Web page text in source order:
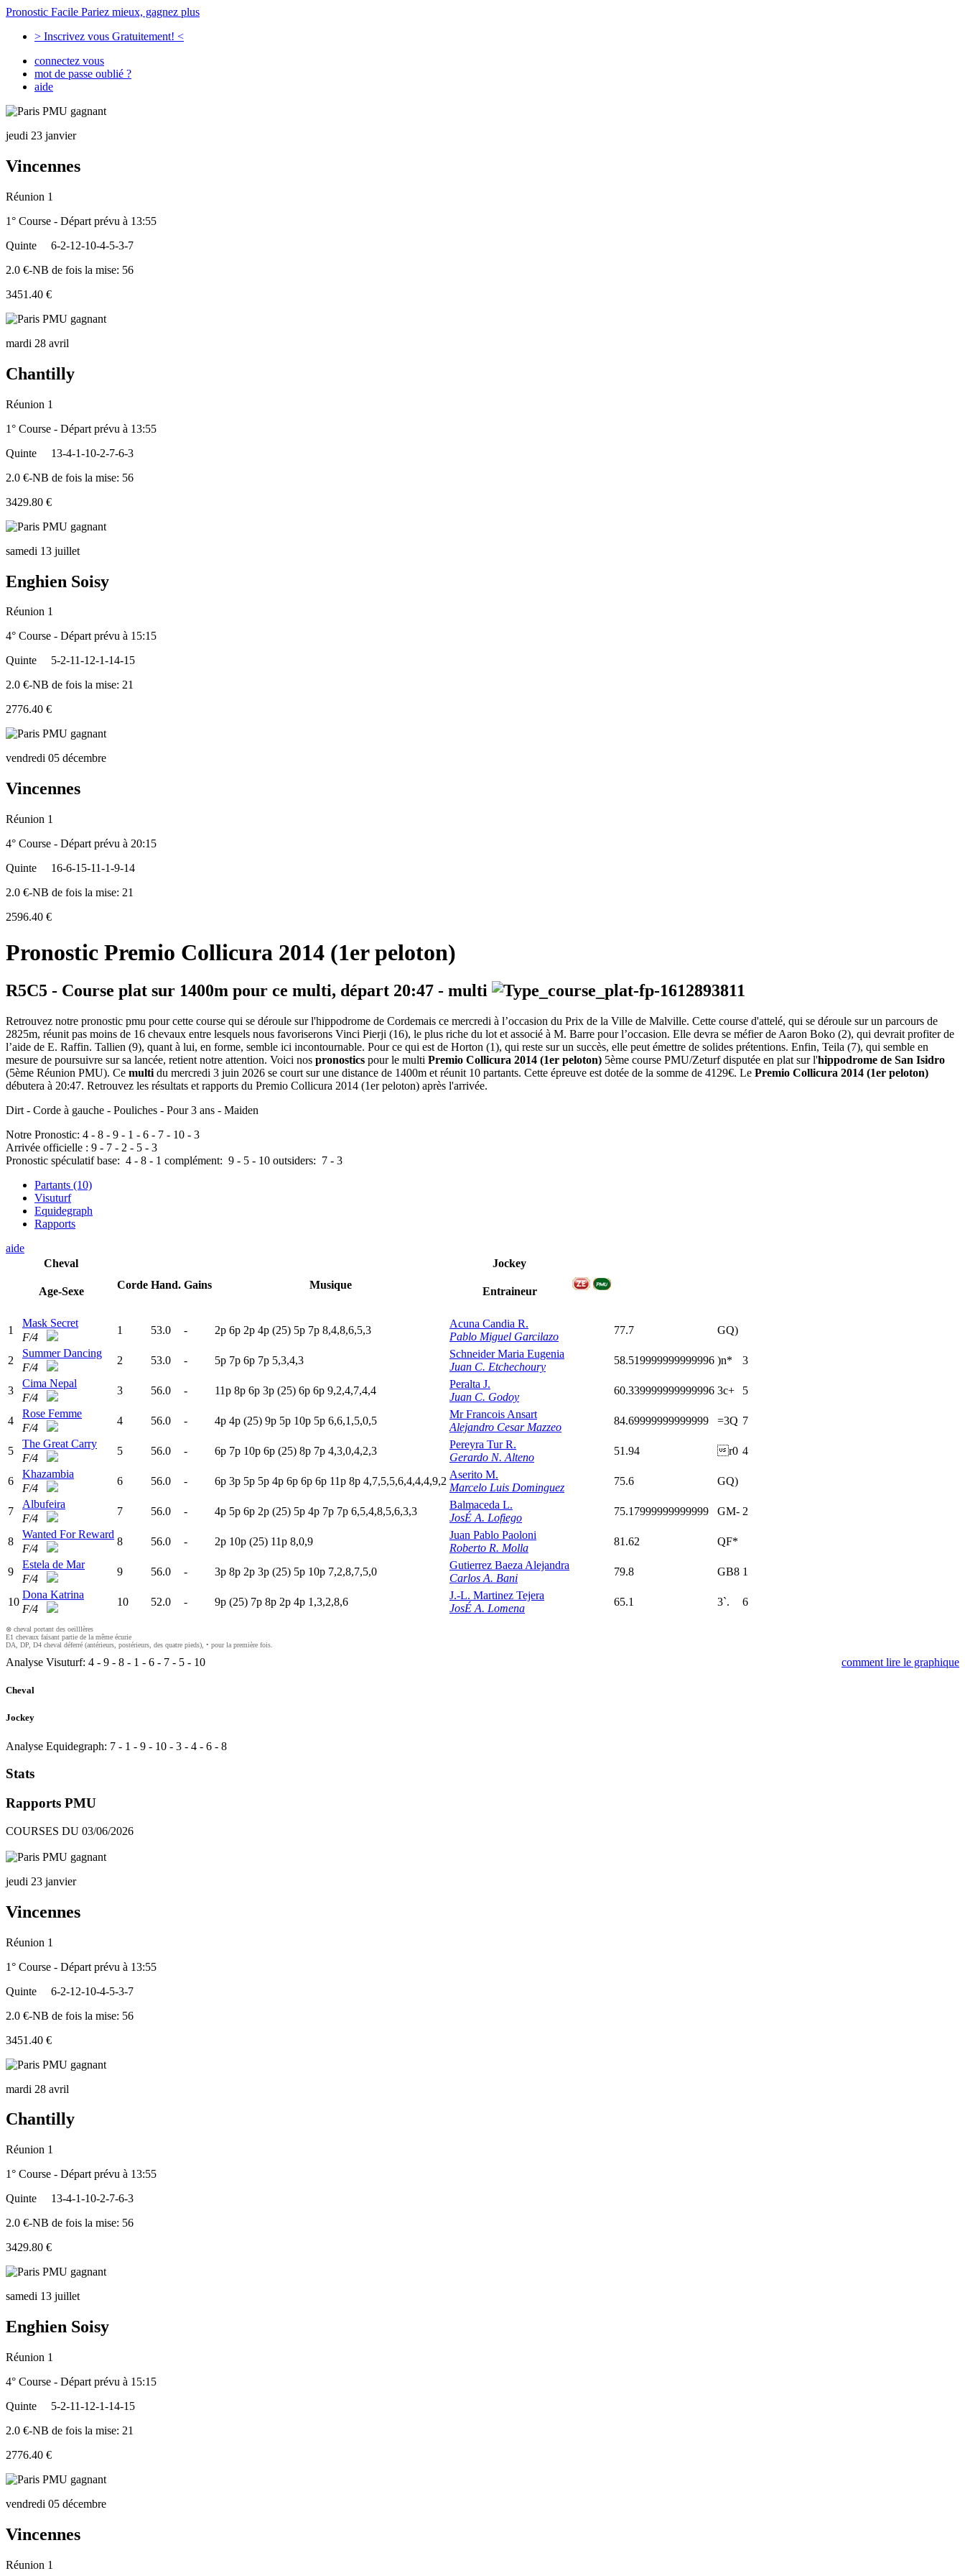
Pronostic Facile Pariez mieux, gagnez plus
> Inscrivez vous Gratuitement! <
connectez vous
mot de passe oublié ?
aide
jeudi 23 janvier
Vincennes
Réunion 1
1° Course - Départ prévu à 13:55
Quinte
6-2-12-10-4-5-3-7
2.0 €-NB de fois la mise: 56
3451.40 €
mardi 28 avril
Chantilly
Réunion 1
1° Course - Départ prévu à 13:55
Quinte
13-4-1-10-2-7-6-3
2.0 €-NB de fois la mise: 56
3429.80 €
samedi 13 juillet
Enghien Soisy
Réunion 1
4° Course - Départ prévu à 15:15
Quinte
5-2-11-12-1-14-15
2.0 €-NB de fois la mise: 21
2776.40 €
vendredi 05 décembre
Vincennes
Réunion 1
4° Course - Départ prévu à 20:15
Quinte
16-6-15-11-1-9-14
2.0 €-NB de fois la mise: 21
2596.40 €
Pronostic Premio Collicura 2014 (1er peloton)
R5C5 - Course plat sur 1400m pour ce multi, départ 20:47 - multi
Retrouvez notre pronostic pmu pour cette course qui se déroule sur l'hippodrome de Cordemais ce mercredi à l’occasion du Prix de la Ville de Malville. Cette course d'attelé, qui se déroule sur un parcours de
2825m, réunit pas moins de 16 chevaux entre lesquels nous favoriserons Vinci Pierji (16), le plus riche du lot et associé à M. Barre pour l’occasion. Elle devra se méfier de Aaron Boko (2), qui devrait profiter de
l’aide de E. Raffin. Tallien (9), quant à lui, en forme, semble ici incontournable. Pour ce qui est de Horton (1), qui reste sur un succès, elle peut émettre de solides prétentions. Enfin, Teila (7), qui semble en
mesure de poursuivre sur sa lancée, retient notre attention. Voici nos pronostics pour le multi Premio Collicura 2014 (1er peloton) 5ème course PMU/Zeturf disputée en plat sur l'hippodrome de San Isidro
(5ème Réunion PMU). Ce multi du mercredi 3 juin 2026 se court sur une distance de 1400m et réunit 10 partants. Cette épreuve est dotée de la somme de 4129€. Le Premio Collicura 2014 (1er peloton)
débutera à 20:47. Retrouvez les résultats et rapports du Premio Collicura 2014 (1er peloton) après l'arrivée.
Dirt - Corde à gauche - Pouliches - Pour 3 ans - Maiden
Notre Pronostic: 4 - 8 - 9 - 1 - 6 - 7 - 10 - 3
Arrivée officielle : 9 - 7 - 2 - 5 - 3
Pronostic spéculatif base: 4 - 8 - 1 complément: 9 - 5 - 10 outsiders: 7 - 3
Partants (10)
Visuturf
Equidegraph
Rapports
aide
Cheval
Age-Sexe
Corde Hand. Gains Musique
Jockey
Entraineur
1
Mask Secret
F/4
1 53.0 - 2p 6p 2p 4p (25) 5p 7p 8,4,8,6,5,3
Acuna Candia R.
Pablo Miguel Garcilazo
77.7 GQ)
2
Summer Dancing
F/4
2 53.0 - 5p 7p 6p 7p 5,3,4,3
Schneider Maria Eugenia
Juan C. Etchechoury
58.519999999999996 )n* 3
3
Cima Nepal
F/4
3 56.0 - 11p 8p 6p 3p (25) 6p 6p 9,2,4,7,4,4
Peralta J.
Juan C. Godoy
60.339999999999996 3c+ 5
4
Rose Femme
F/4
4 56.0 - 4p 4p (25) 9p 5p 10p 5p 6,6,1,5,0,5
Mr Francois Ansart
Alejandro Cesar Mazzeo
84.69999999999999 =3Q 7
5
The Great Carry
F/4
5 56.0 - 6p 7p 10p 6p (25) 8p 7p 4,3,0,4,2,3
Pereyra Tur R.
Gerardo N. Alteno
51.94 r0 4
6
Khazambia
F/4
6 56.0 - 6p 3p 5p 5p 4p 6p 6p 6p 11p 8p 4,7,5,5,6,4,4,4,9,2
Aserito M.
Marcelo Luis Dominguez
75.6 GQ)
7
Albufeira
F/4
7 56.0 - 4p 5p 6p 2p (25) 5p 4p 7p 7p 6,5,4,8,5,6,3,3
Balmaceda L.
JosÉ A. Lofiego
75.17999999999999 GM- 2
8
Wanted For Reward
F/4
8 56.0 - 2p 10p (25) 11p 8,0,9
Juan Pablo Paoloni
Roberto R. Molla
81.62 QF*
9
Estela de Mar
F/4
9 56.0 - 3p 8p 2p 3p (25) 5p 10p 7,2,8,7,5,0
Gutierrez Baeza Alejandra
Carlos A. Bani
79.8 GB8 1
10
Dona Katrina
F/4
10 52.0 - 9p (25) 7p 8p 2p 4p 1,3,2,8,6
J.-L. Martinez Tejera
JosÉ A. Lomena
65.1 3`. 6
⊗ cheval portant des oeilllères
E1 chevaux faisant partie de la même écurie
DA, DP, D4 cheval déferré (antérieurs, postérieurs, des quatre pieds), • pour la première fois.
Analyse Visuturf: 4 - 9 - 8 - 1 - 6 - 7 - 5 - 10 comment lire le graphique
Cheval
Jockey
Analyse Equidegraph: 7 - 1 - 9 - 10 - 3 - 4 - 6 - 8
Stats
Rapports PMU
COURSES DU 03/06/2026
jeudi 23 janvier
Vincennes
Réunion 1
1° Course - Départ prévu à 13:55
Quinte
6-2-12-10-4-5-3-7
2.0 €-NB de fois la mise: 56
3451.40 €
mardi 28 avril
Chantilly
Réunion 1
1° Course - Départ prévu à 13:55
Quinte
13-4-1-10-2-7-6-3
2.0 €-NB de fois la mise: 56
3429.80 €
samedi 13 juillet
Enghien Soisy
Réunion 1
4° Course - Départ prévu à 15:15
Quinte
5-2-11-12-1-14-15
2.0 €-NB de fois la mise: 21
2776.40 €
vendredi 05 décembre
Vincennes
Réunion 1